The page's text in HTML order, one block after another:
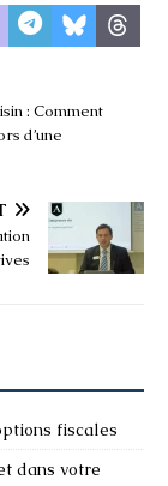
: Comment
d’une
fiscales
dans votre